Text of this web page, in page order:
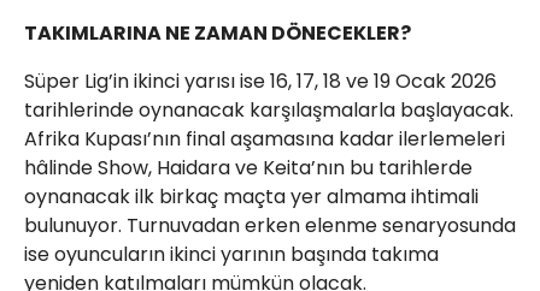
TAKIMLARINA NE ZAMAN DÖNECEKLER?
Süper Lig’in ikinci yarısı ise 16, 17, 18 ve 19 Ocak 2026
tarihlerinde oynanacak karşılaşmalarla başlayacak.
Afrika Kupası’nın final aşamasına kadar ilerlemeleri
hâlinde Show, Haidara ve Keita’nın bu tarihlerde
oynanacak ilk birkaç maçta yer almama ihtimali
bulunuyor. Turnuvadan erken elenme senaryosunda
ise oyuncuların ikinci yarının başında takıma
yeniden katılmaları mümkün olacak.